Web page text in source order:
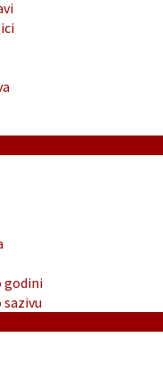
godini